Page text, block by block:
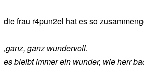
die frau r4pun2el hat es so
‚ganz, ganz wundervoll.
es bleibt immer ein wunder, wie herr